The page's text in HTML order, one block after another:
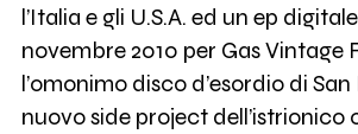
l’Italia e gli U.S.A. ed un ep
novembre 2010 per Gas Vintage
l’omonimo disco d’esordio di
nuovo side project